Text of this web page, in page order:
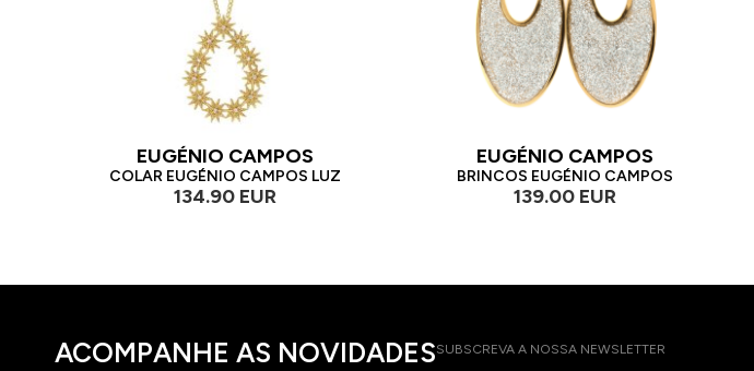
EUGÉNIO CAMPOS
COLAR EUGÉNIO CAMPOS LUZ
134.90 EUR
EUGÉNIO CAMPOS
BRINCOS EUGÉNIO CAMPOS
139.00 EUR
ACOMPANHE AS NOVIDADESSUBSCREVA A NOSSA NEWSLETTER